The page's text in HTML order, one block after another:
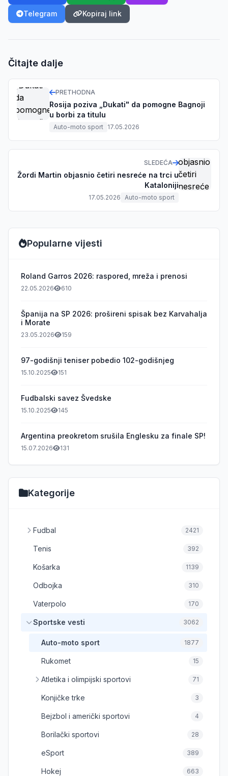
Telegram Kopiraj link
Čitajte dalje
PRETHODNA
Rosija poziva „Dukati" da pomogne Bagnoji
u borbi za titulu
Auto-moto sport 17.05.2026
SLEDEĆA
Žordi Martin objasnio četiri nesreće na trci u
Kataloniji
17.05.2026 Auto-moto sport
Popularne vijesti
Roland Garros 2026: raspored, mreža i prenosi
22.05.2026 610
Španija na SP 2026: prošireni spisak bez Karvahalja
i Morate
23.05.2026 159
97-godišnji teniser pobedio 102-godišnjeg
15.10.2025 151
Fudbalski savez Švedske
15.10.2025 145
Argentina preokretom srušila Englesku za finale SP!
15.07.2026 131
Kategorije
Fudbal 2421
Tenis 392
Košarka 1139
Odbojka 310
Vaterpolo 170
Sportske vesti 3062
Auto-moto sport 1877
Rukomet 15
Atletika i olimpijski sportovi 71
Konjičke trke 3
Bejzbol i američki sportovi 4
Borilački sportovi 28
eSport 389
Hokej 663